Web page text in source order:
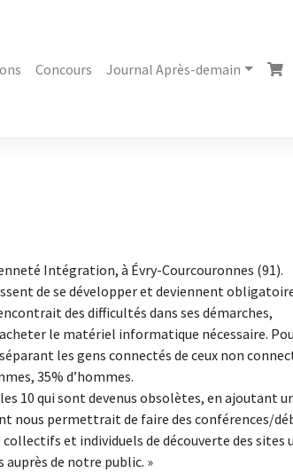
Concours Journal Après-demain
Intégration, à Évry-Courcouronnes (91).
de se développer et deviennent
des difficultés dans ses démarches,
le matériel informatique nécessaire.
les gens connectés de ceux non
35% d’hommes.
10 qui sont devenus obsolètes, en ajoutant
nous permettrait de faire des conférences/
et individuels de découverte des sites
de notre public. »